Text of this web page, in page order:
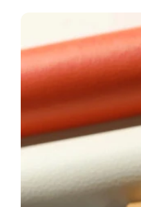
información
del producto